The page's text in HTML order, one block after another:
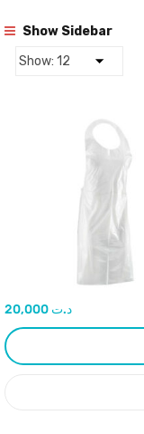
Show Sidebar
د.ت